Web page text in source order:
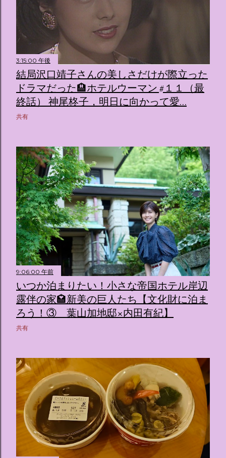
3:15:00 午後
結局沢口靖子さんの美しさだけが際立った
ドラマだった🏨ホテルウーマン #１１（最
終話） 神尾柊子，明日に向かって愛…
共有
9:06:00 午前
いつか泊まりたい！小さな帝国ホテル岸辺
露伴の家🏩新美の巨人たち【文化財に泊ま
ろう！③ 葉山加地邸×内田有紀】
共有